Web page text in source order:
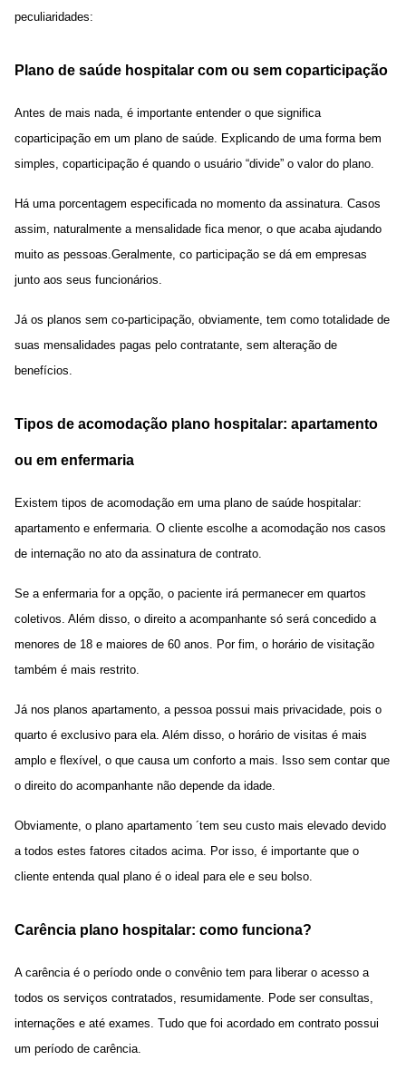
peculiaridades:
Plano de saúde hospitalar com ou sem coparticipação
Antes de mais nada, é importante entender o que significa
coparticipação em um plano de saúde. Explicando de uma forma bem
simples, coparticipação é quando o usuário “divide” o valor do plano.
Há uma porcentagem especificada no momento da assinatura. Casos
assim, naturalmente a mensalidade fica menor, o que acaba ajudando
muito as pessoas.Geralmente, co participação se dá em empresas
junto aos seus funcionários.
Já os planos sem co-participação, obviamente, tem como totalidade de
suas mensalidades pagas pelo contratante, sem alteração de
benefícios.
Tipos de acomodação plano hospitalar: apartamento
ou em enfermaria
Existem tipos de acomodação em uma plano de saúde hospitalar:
apartamento e enfermaria. O cliente escolhe a acomodação nos casos
de internação no ato da assinatura de contrato.
Se a enfermaria for a opção, o paciente irá permanecer em quartos
coletivos. Além disso, o direito a acompanhante só será concedido a
menores de 18 e maiores de 60 anos. Por fim, o horário de visitação
também é mais restrito.
Já nos planos apartamento, a pessoa possui mais privacidade, pois o
quarto é exclusivo para ela. Além disso, o horário de visitas é mais
amplo e flexível, o que causa um conforto a mais. Isso sem contar que
o direito do acompanhante não depende da idade.
Obviamente, o plano apartamento ´tem seu custo mais elevado devido
a todos estes fatores citados acima. Por isso, é importante que o
cliente entenda qual plano é o ideal para ele e seu bolso.
Carência plano hospitalar: como funciona?
A carência é o período onde o convênio tem para liberar o acesso a
todos os serviços contratados, resumidamente. Pode ser consultas,
internações e até exames. Tudo que foi acordado em contrato possui
um período de carência.